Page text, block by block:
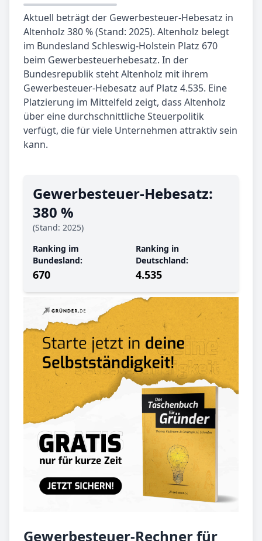
Aktuell beträgt der Gewerbesteuer-Hebesatz in
Altenholz 380 % (Stand: 2025). Altenholz belegt
im Bundesland Schleswig-Holstein Platz 670
beim Gewerbesteuerhebesatz. In der
Bundesrepublik steht Altenholz mit ihrem
Gewerbesteuer-Hebesatz auf Platz 4.535. Eine
Platzierung im Mittelfeld zeigt, dass Altenholz
über eine durchschnittliche Steuerpolitik
verfügt, die für viele Unternehmen attraktiv sein
kann.
Gewerbe­steuer-Hebe­satz:
380 %
(Stand: 2025)
Ranking im
Bundesland:
670
Ranking in
Deutschland:
4.535
Gewerbesteuer-Rechner für